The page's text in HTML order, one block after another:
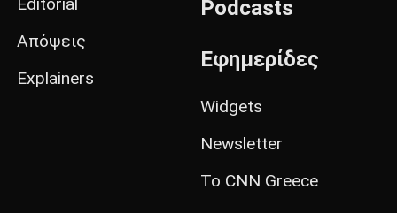
Editorial
Απόψεις
Explainers
Podcasts
Εφημερίδες
Widgets
Newsletter
Το CNN Greece